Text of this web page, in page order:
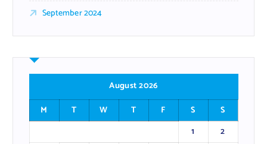
September 2024
August 2026
M
T W T F S
S
1
2